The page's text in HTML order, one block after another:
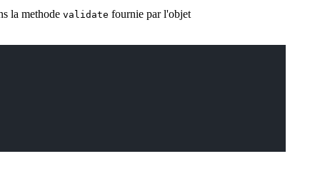
la methode validate fournie par l'objet